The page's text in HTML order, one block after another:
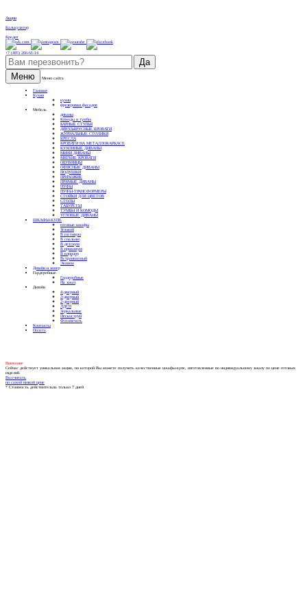
Акции
Калькулятор
Кредит
+7 (495) 266-61-14
Меню Меню сайта
Главная
Кухни
кухни
фрезеровки фасадов
Мебель
диваны
Комоды и тумбы
БАРНЫЕ СТУЛЬЯ
ДВУХЪЯРУСНЫЕ КРОВАТИ
ЖУРНАЛЬНЫЕ СТОЛИКИ
КРЕСЛА
КРОВАТИ НА МЕТАЛЛОКАРКАСЕ
КУХОННЫЕ ДИВАНЫ
МИНИ ДИВАНЫ
МЯГКИЕ КРОВАТИ
ОБУВНИЦЫ
ОФИСНЫЕ ДИВАНЫ
ПОДУШКИ
ПРИХОЖИЕ
ПРЯМЫЕ ДИВАНЫ
ПУФЫ
ПУФЫ-ТРАНСФОРМЕРЫ
СТОЙКИ ДЛЯ ЦВЕТОВ
СТОЛЫ
ТАБУРЕТЫ
ТУМБЫ И КОМОДЫ
УГЛОВЫЕ ДИВАНЫ
ШКАФЫ-КУПЕ
готовые шкафы
Угловой
В гостиную
В спальню
В детскую
В прихожую
В коридор
Встраиваемый
Эконом
Дизайн и замер
Гардеробные
Гардеробные
На заказ
Дизайн
4-дверный
3-дверный
2-дверный
ЛДСП
Зеркальные
Пескоструй
Фотопечать
Контакты
Оплата
Внимание
Сейчас действует уникальная акция, по которой Вы можете получить качественные шкафы-купе, изготовленные по индивидуальному заказу по цене готовых
изделий.
Рассчитать
по самой низкой цене
* Стоимость действительна только 7 дней